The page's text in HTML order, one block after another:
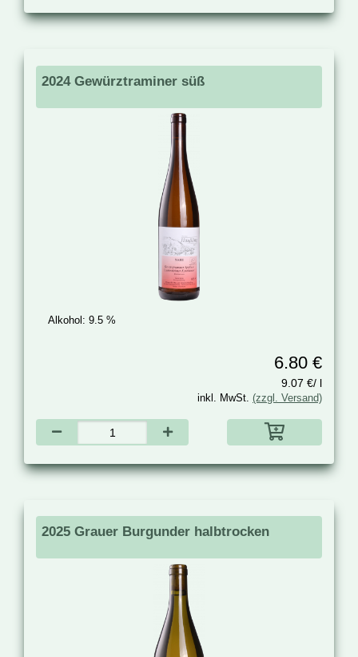
2024 Gewürztraminer süß
Alkohol: 9.5 %
6.80 €
9.07 €/ l
inkl. MwSt. (zzgl. Versand)
2025 Grauer Burgunder halbtrocken